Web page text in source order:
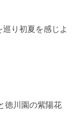
り初夏を感じよ
徳川園の紫陽花